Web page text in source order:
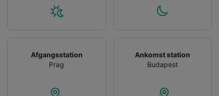
Afgangsstation
Prag
Ankomst station
Budapest